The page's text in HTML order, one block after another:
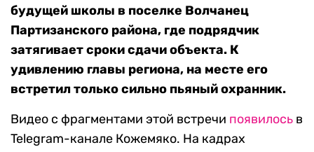
будущей школы в поселке Волчанец
Партизанского района, где подрядчик
затягивает сроки сдачи объекта. К
удивлению главы региона, на месте его
встретил только сильно пьяный охранник.
Видео с фрагментами этой встречи появилось в
Telegram-канале Кожемяко. На кадрах